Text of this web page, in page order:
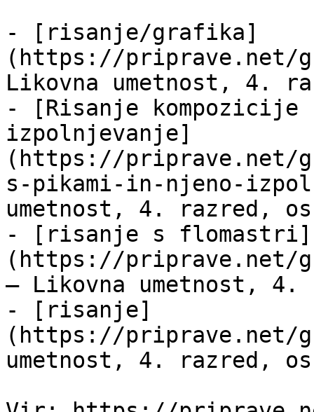
- [risanje/grafika]
(https://priprave.net/
Likovna umetnost, 4.
- [Risanje
izpolnjevanje]
(https://priprave.net/
s-pikami-in-njeno-
umetnost, 4. razred,
- [risanje s flomastri]
(https://priprave.net/
— Likovna umetnost, 4.
- [risanje]
(https://priprave.net/
umetnost, 4. razred,